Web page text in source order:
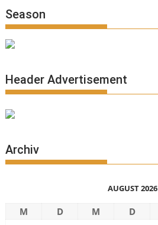
Season
Header Advertisement
Archiv
AUGUST 2026
M D M D